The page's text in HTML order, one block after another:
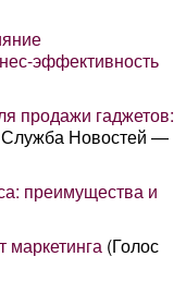
эффективность
продажи гаджетов:
Новостей —
преимущества и
маркетинга (Голос